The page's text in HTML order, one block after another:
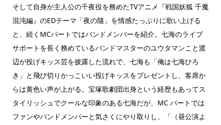
そして自身が主人公の千夜役を務めたTVアニメ『戦国妖狐 千魔
混沌編』のEDテーマ「夜の隨」を情感たっぷりに歌い上げる
と、続くMCパートではバンドメンバーを紹介。七海のライブ
サポートを長く務めているバンドマスターのユウタマンこと渡
辺が投げキッス芸を披露した流れで、七海も「俺は七海ひろ
き」と飛び切りかっこいい投げキッスをプレゼントし、客席か
らは黄色い声が上がる。宝塚歌劇団出身という経歴もあってス
タイリッシュでクールな印象のある七海だが、MC パートでは
ファンやバンドメンバーと気さくにやり取りし、「（昼公演よ